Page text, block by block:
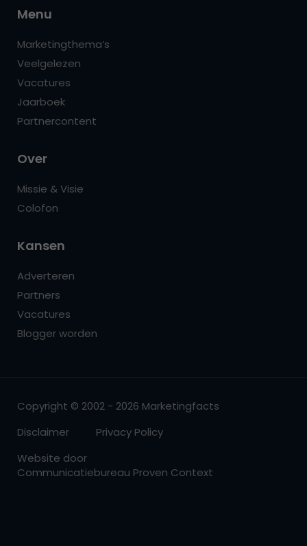
Menu
Marketingthema’s
Veelgelezen
Vacatures
Jaarboek
Partnercontent
Over
Missie & Visie
Colofon
Kansen
Adverteren
Partners
Vacatures
Blogger worden
Copyright © 2002 - 2026 Marketingfacts
Disclaimer
Privacy Policy
Website door
Communicatiebureau Proven Context